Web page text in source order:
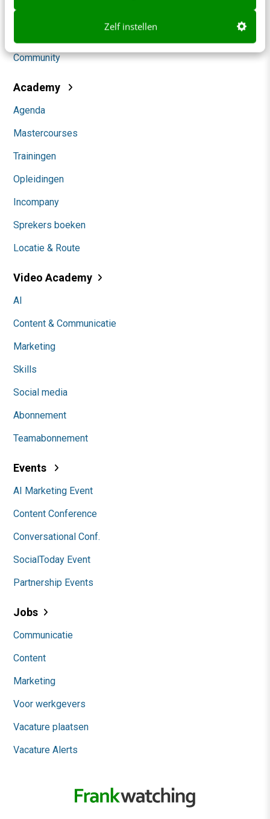
Zelf instellen
Social
Community
Academy
Agenda
Mastercourses
Trainingen
Opleidingen
Incompany
Sprekers boeken
Locatie & Route
Video Academy
AI
Content & Communicatie
Marketing
Skills
Social media
Abonnement
Teamabonnement
Events
AI Marketing Event
Content Conference
Conversational Conf.
SocialToday Event
Partnership Events
Jobs
Communicatie
Content
Marketing
Voor werkgevers
Vacature plaatsen
Vacature Alerts